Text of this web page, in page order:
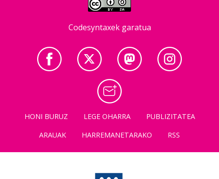
Codesyntaxek garatua
HONI BURUZ LEGE OHARRA
PUBLIZITATEA
ARAUAK
HARREMANETARAKO RSS